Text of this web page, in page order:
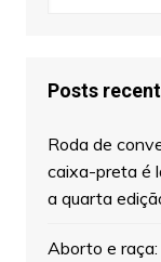
Posts
Roda de
caixa-preta é
a quarta
Aborto e